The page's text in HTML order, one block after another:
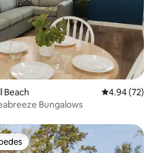
Beach Calificación
4.94 (72)
Bungalows
entre huéspedes